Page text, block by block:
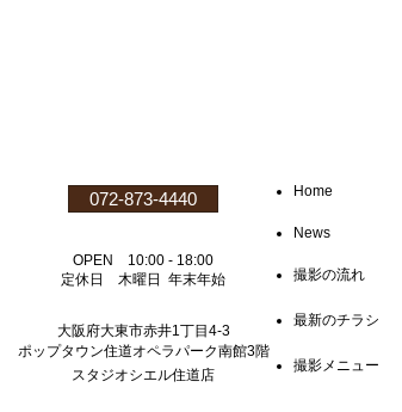
072-873-4440
OPEN 10:00 - 18:00
定休日 木曜日 年末年始
大阪府大東市赤井1丁目4-3
​ポップタウン住道オペラパーク南館3階
スタジオシエル住道店
Home
News
撮影の流れ
最新のチラシ
撮影メニュー